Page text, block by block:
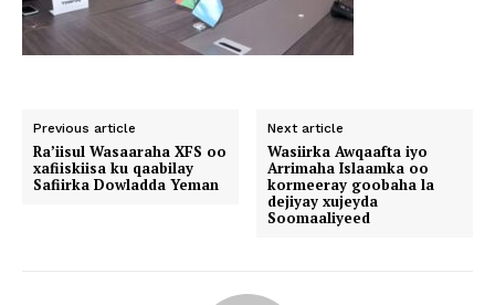
Previous article
Ra’iisul Wasaaraha XFS oo
xafiiskiisa ku qaabilay
Safiirka Dowladda Yeman
Next article
Wasiirka Awqaafta iyo
Arrimaha Islaamka oo
kormeeray goobaha la
dejiyay xujeyda
Soomaaliyeed